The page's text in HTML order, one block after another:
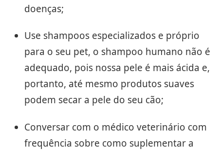
doenças;
Use shampoos especializados e próprio
para o seu pet, o shampoo humano não é
adequado, pois nossa pele é mais ácida e,
portanto, até mesmo produtos suaves
podem secar a pele do seu cão;
Conversar com o médico veterinário com
frequência sobre como suplementar a